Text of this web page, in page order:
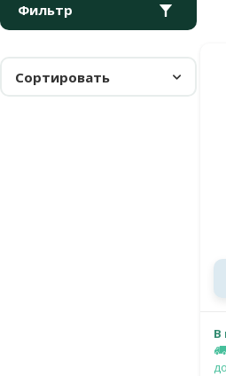
Фильтр
Сортировать
В